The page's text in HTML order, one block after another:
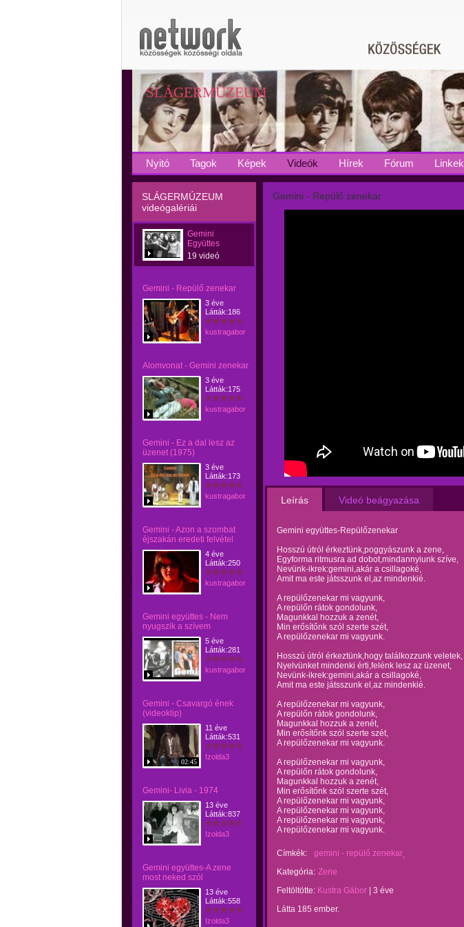
SLÁGERMÚZEUM
Nyitó Tagok Képek Videók Hírek Fórum Linkek
SLÁGERMÚZEUM
videógalériái
Gemini
Együttes
19 videó
Gemini - Repülő zenekar
3 éve
Látták:186
kustragabor
Alomvonat - Gemini zenekar
3 éve
Látták:175
kustragabor
Gemini - Ez a dal lesz az
üzenet (1975)
3 éve
Látták:173
kustragabor
Gemini - Azon a szombat
éjszakán eredeti felvétel
4 éve
Látták:250
kustragabor
Gemini együttes - Nem
nyugszik a szívem
5 éve
Látták:281
kustragabor
Gemini - Csavargó ének
(videoklip)
02:45
11 éve
Látták:531
Izolda3
Gemini- Livia - 1974
13 éve
Látták:837
Izolda3
Gemini együttes-A zene
most neked szól
13 éve
Látták:558
Izolda3
Gemini - Repülő zenekar
Leírás Videó beágyazása
Gemini együttes-Repülőzenekar
Hosszú útról érkeztünk,poggyászunk a zene,
Egyforma ritmusra ad dobot,mindannyiunk szíve,
Nevünk-ikrek:gemini,akár a csillagoké,
Amit ma este játsszunk el,az mindenkié.
A repülőzenekar mi vagyunk,
A repülőn rátok gondolunk,
Magunkkal hozzuk a zenét,
Min erősítőnk szól szerte szét,
A repülőzenekar mi vagyunk.
Hosszú útról érkeztünk,hogy találkozzunk veletek,
Nyelvünket mindenki érti,felénk lesz az üzenet,
Nevünk-ikrek:gemini,akár a csillagoké,
Amit ma este játsszunk el,az mindenkié.
A repülőzenekar mi vagyunk,
A repülőn rátok gondolunk,
Magunkkal hozzuk a zenét,
Min erősítőnk szól szerte szét,
A repülőzenekar mi vagyunk.
A repülőzenekar mi vagyunk,
A repülőn rátok gondolunk,
Magunkkal hozzuk a zenét,
Min erősítőnk szól szerte szét,
A repülőzenekar mi vagyunk,
A repülőzenekar mi vagyunk,
A repülőzenekar mi vagyunk,
A repülőzenekar mi vagyunk.
Címkék:
gemini - repülő zenekar
Kategória: Zene
Feltöltötte: Kustra Gábor
3 éve
Látta 185 ember.